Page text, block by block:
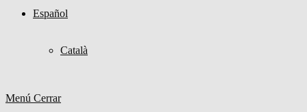
Español
Català
Menú Cerrar